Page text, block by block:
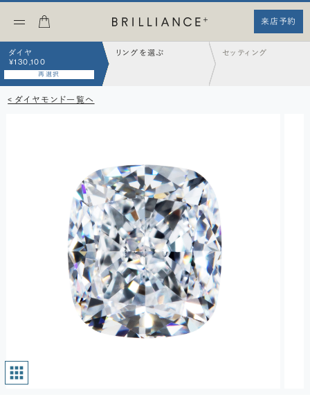
来店予約
ダイヤ
¥130,100
再選択
リングを選ぶ セッティング
< ダイヤモンド一覧へ